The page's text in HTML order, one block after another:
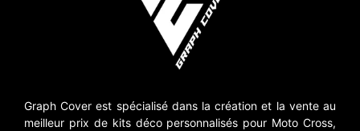
Graph Cover est spécialisé dans la création et la vente au
meilleur prix de kits déco personnalisés pour Moto Cross,